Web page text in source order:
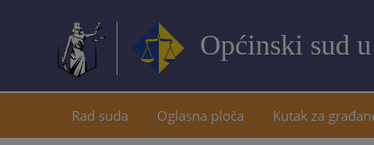
Općinski sud
Rad suda Oglasna ploča Kutak za